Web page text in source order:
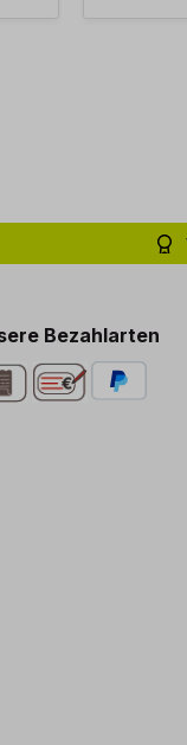
Bezahlarten